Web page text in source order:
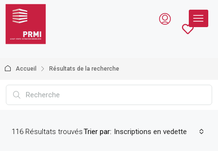
Accueil Résultats de la recherche
116 Résultats trouvésTrier par: Inscriptions en vedette